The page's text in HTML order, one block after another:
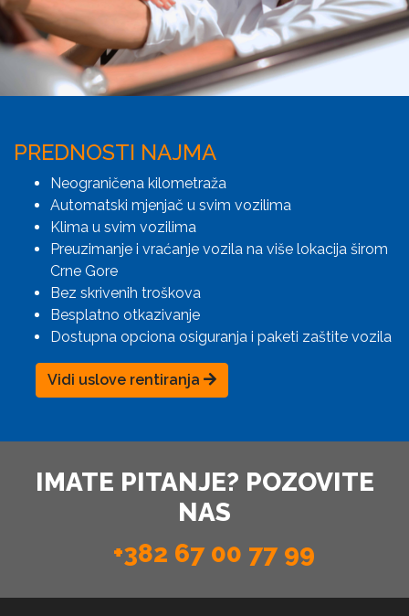
PREDNOSTI NAJMA
Neograničena kilometraža
Automatski mjenjač u svim vozilima
Klima u svim vozilima
Preuzimanje i vraćanje vozila na više lokacija širom
Crne Gore
Bez skrivenih troškova
Besplatno otkazivanje
Dostupna opciona osiguranja i paketi zaštite vozila
Vidi uslove rentiranja
IMATE PITANJE? POZOVITE
NAS
+382 67 00 77 99